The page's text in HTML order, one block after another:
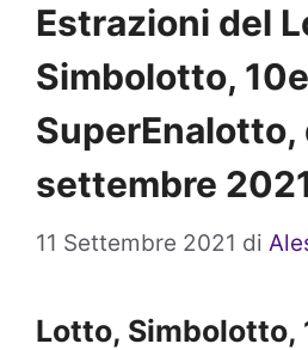
Estrazioni del
Simbolotto,
SuperEnalotto,
settembre
11 Settembre 2021 di
Lotto, Simbolotto,